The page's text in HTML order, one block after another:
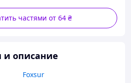
частями от 64 ₴
и описание
Foxsur